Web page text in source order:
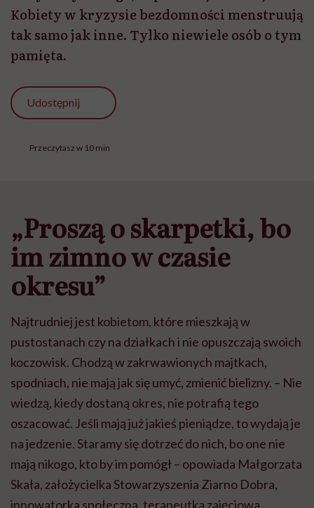
Kobiety w kryzysie bezdomności menstruują
tak samo jak inne. Tylko niewiele osób o tym
pamięta.
Udostępnij
Przeczytasz w 10 min
„Proszą o skarpetki, bo
im zimno w czasie
okresu”
Najtrudniej jest kobietom, które mieszkają w
pustostanach czy na działkach i nie opuszczają swoich
koczowisk. Chodzą w zakrwawionych majtkach,
spodniach, nie mają jak się umyć, zmienić bielizny. – Nie
wiedzą, kiedy dostaną okres, nie potrafią tego
oszacować. Jeśli mają już jakieś pieniądze, to wydają je
na jedzenie. Staramy się dotrzeć do nich, bo one nie
mają nikogo, kto by im pomógł – opowiada Małgorzata
Skała, założycielka Stowarzyszenia Ziarno Dobra,
innowatorka społeczna, terapeutka zajęciowa.